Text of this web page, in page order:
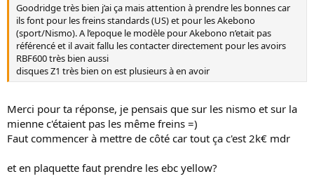
Goodridge très bien j’ai ça mais attention à prendre les bonnes car
ils font pour les freins standards (US) et pour les Akebono
(sport/Nismo). A l’epoque le modèle pour Akebono n’etait pas
référencé et il avait fallu les contacter directement pour les avoirs
RBF600 très bien aussi
disques Z1 très bien on est plusieurs à en avoir
Merci pour ta réponse, je pensais que sur les nismo et sur la
mienne c'étaient pas les même freins =)
Faut commencer à mettre de côté car tout ça c'est 2k€ mdr
et en plaquette faut prendre les ebc yellow?